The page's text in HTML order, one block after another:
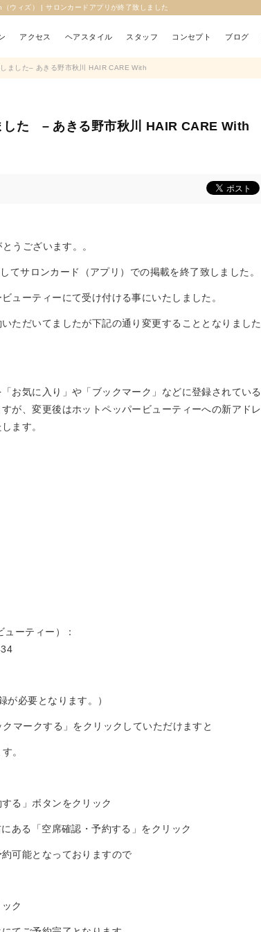
ウィズ） | サロンカードアプリが終了致しました
アクセス ヘアスタイル スタッフ コンセプト ブログ
しました– あきる野市秋川 HAIR CARE With
した – あきる野市秋川 HAIR CARE With
うございます。。
てサロンカード（アプリ）での掲載を終了致しました。
ューティーにて受け付ける事にいたしました。
ただいてましたが下記の通り変更することとなりました
お気に入り」や「ブックマーク」などに登録されている
が、変更後はホットペッパービューティーへの新アドレ
ます。
ーティー）：
が必要となります。）
マークする」をクリックしていただけますと
。
る」ボタンをクリック
ある「空席確認・予約する」をクリック
可能となっておりますので
ク